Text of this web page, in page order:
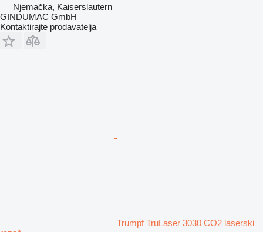
Njemačka, Kaiserslautern
GINDUMAC GmbH
Kontaktirajte prodavatelja
Trumpf TruLaser 3030 CO2 laserski